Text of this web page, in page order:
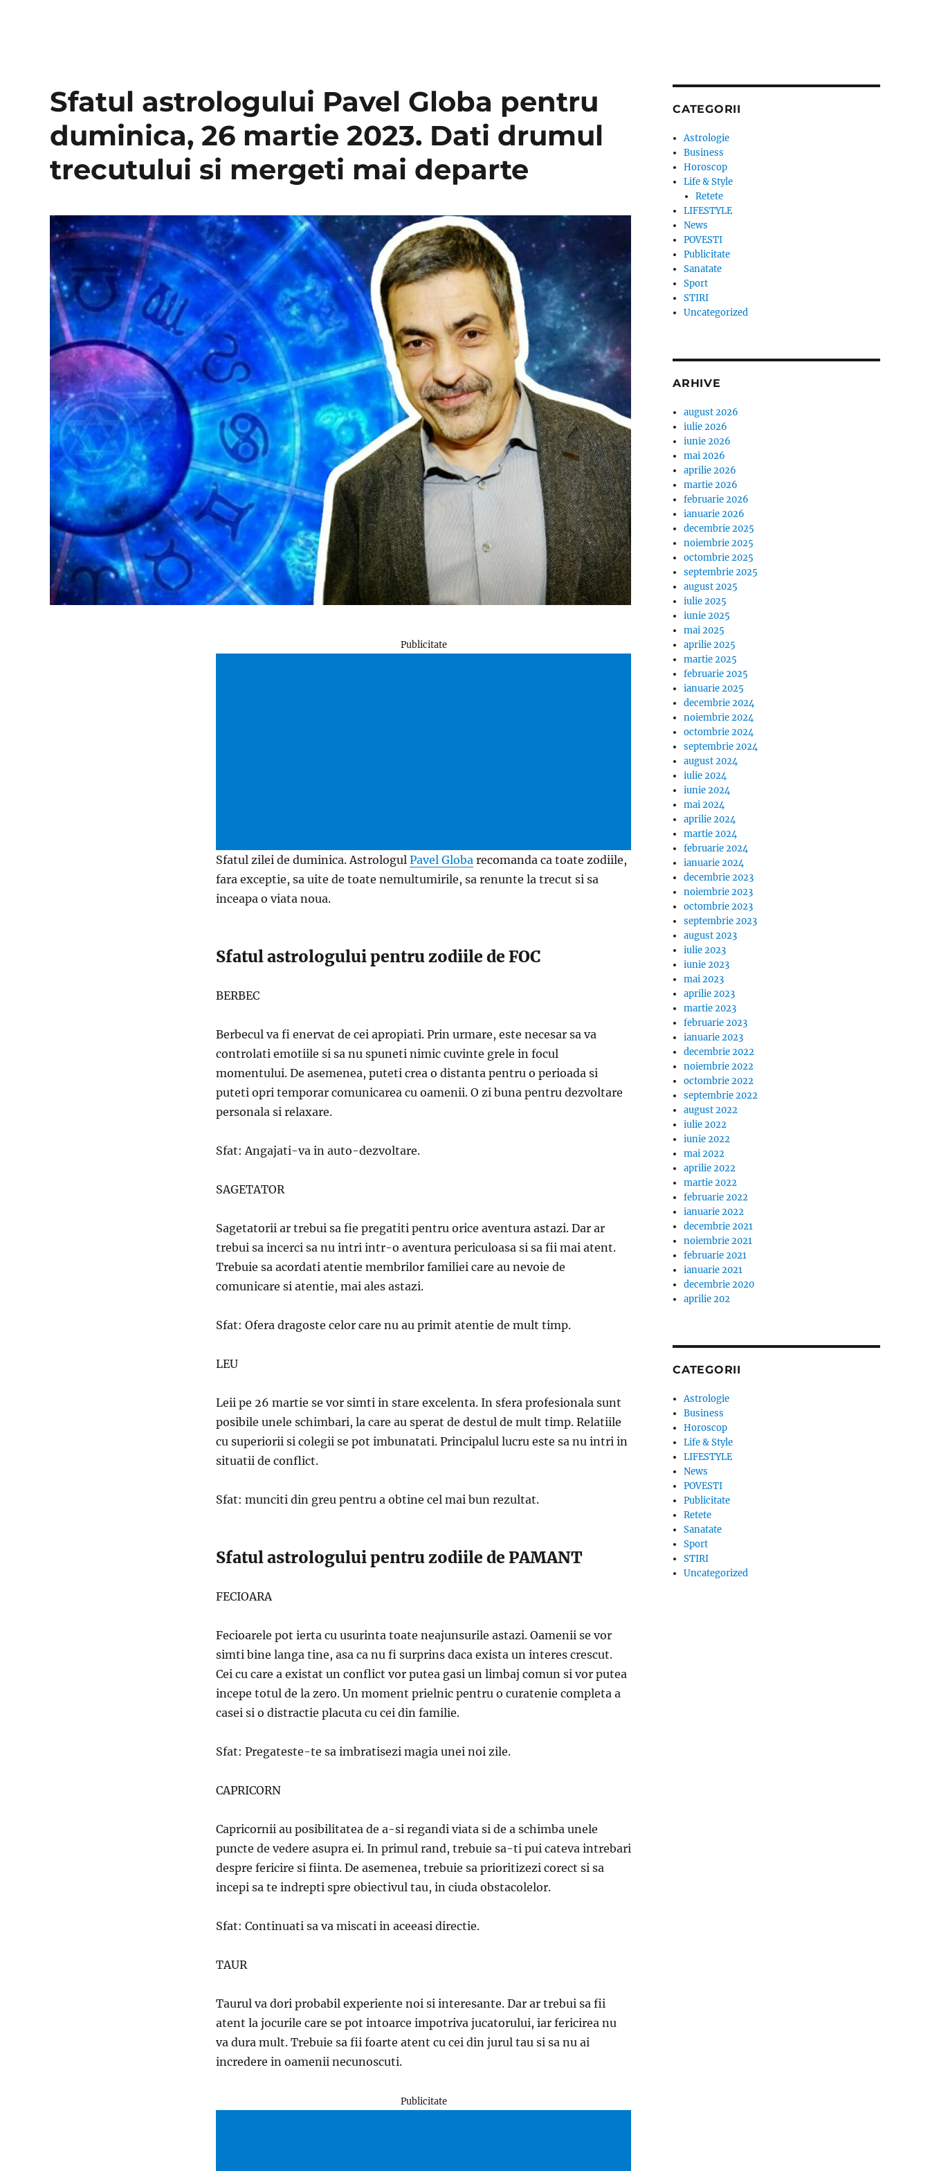
Sfatul astrologului Pavel Globa pentru
duminica, 26 martie 2023. Dati drumul
trecutului si mergeti mai departe
Publicitate
Sfatul zilei de duminica. Astrologul Pavel Globa recomanda ca toate zodiile,
fara exceptie, sa uite de toate nemultumirile, sa renunte la trecut si sa
inceapa o viata noua.
Sfatul astrologului pentru zodiile de FOC
BERBEC
Berbecul va fi enervat de cei apropiati. Prin urmare, este necesar sa va
controlati emotiile si sa nu spuneti nimic cuvinte grele in focul
momentului. De asemenea, puteti crea o distanta pentru o perioada si
puteti opri temporar comunicarea cu oamenii. O zi buna pentru dezvoltare
personala si relaxare.
Sfat: Angajati-va in auto-dezvoltare.
SAGETATOR
Sagetatorii ar trebui sa fie pregatiti pentru orice aventura astazi. Dar ar
trebui sa incerci sa nu intri intr-o aventura periculoasa si sa fii mai atent.
Trebuie sa acordati atentie membrilor familiei care au nevoie de
comunicare si atentie, mai ales astazi.
Sfat: Ofera dragoste celor care nu au primit atentie de mult timp.
LEU
Leii pe 26 martie se vor simti in stare excelenta. In sfera profesionala sunt
posibile unele schimbari, la care au sperat de destul de mult timp. Relatiile
cu superiorii si colegii se pot imbunatati. Principalul lucru este sa nu intri in
situatii de conflict.
Sfat: munciti din greu pentru a obtine cel mai bun rezultat.
Sfatul astrologului pentru zodiile de PAMANT
FECIOARA
Fecioarele pot ierta cu usurinta toate neajunsurile astazi. Oamenii se vor
simti bine langa tine, asa ca nu fi surprins daca exista un interes crescut.
Cei cu care a existat un conflict vor putea gasi un limbaj comun si vor putea
incepe totul de la zero. Un moment prielnic pentru o curatenie completa a
casei si o distractie placuta cu cei din familie.
Sfat: Pregateste-te sa imbratisezi magia unei noi zile.
CAPRICORN
Capricornii au posibilitatea de a-si regandi viata si de a schimba unele
puncte de vedere asupra ei. In primul rand, trebuie sa-ti pui cateva intrebari
despre fericire si fiinta. De asemenea, trebuie sa prioritizezi corect si sa
incepi sa te indrepti spre obiectivul tau, in ciuda obstacolelor.
Sfat: Continuati sa va miscati in aceeasi directie.
TAUR
Taurul va dori probabil experiente noi si interesante. Dar ar trebui sa fii
atent la jocurile care se pot intoarce impotriva jucatorului, iar fericirea nu
va dura mult. Trebuie sa fii foarte atent cu cei din jurul tau si sa nu ai
incredere in oamenii necunoscuti.
Publicitate
CATEGORII
Astrologie
Business
Horoscop
Life & Style
Retete
LIFESTYLE
News
POVESTI
Publicitate
Sanatate
Sport
STIRI
Uncategorized
ARHIVE
august 2026
iulie 2026
iunie 2026
mai 2026
aprilie 2026
martie 2026
februarie 2026
ianuarie 2026
decembrie 2025
noiembrie 2025
octombrie 2025
septembrie 2025
august 2025
iulie 2025
iunie 2025
mai 2025
aprilie 2025
martie 2025
februarie 2025
ianuarie 2025
decembrie 2024
noiembrie 2024
octombrie 2024
septembrie 2024
august 2024
iulie 2024
iunie 2024
mai 2024
aprilie 2024
martie 2024
februarie 2024
ianuarie 2024
decembrie 2023
noiembrie 2023
octombrie 2023
septembrie 2023
august 2023
iulie 2023
iunie 2023
mai 2023
aprilie 2023
martie 2023
februarie 2023
ianuarie 2023
decembrie 2022
noiembrie 2022
octombrie 2022
septembrie 2022
august 2022
iulie 2022
iunie 2022
mai 2022
aprilie 2022
martie 2022
februarie 2022
ianuarie 2022
decembrie 2021
noiembrie 2021
februarie 2021
ianuarie 2021
decembrie 2020
aprilie 202
CATEGORII
Astrologie
Business
Horoscop
Life & Style
LIFESTYLE
News
POVESTI
Publicitate
Retete
Sanatate
Sport
STIRI
Uncategorized